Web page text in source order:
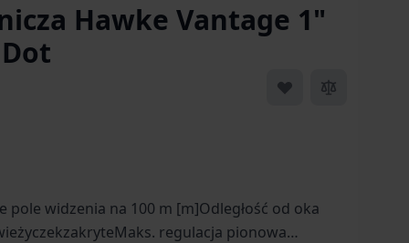
Hawke Vantage 1"
View larger image
pole widzenia na 100 m [m]Odległość od oka
regulacja pionowa